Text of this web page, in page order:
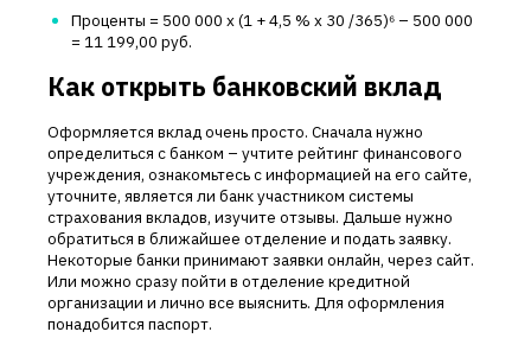
Проценты = 500 000 х (1 + 4,5 % х 30 /365)⁶ – 500 000
= 11 199,00 руб.
Как открыть банковский вклад
Оформляется вклад очень просто. Сначала нужно
определиться с банком – учтите рейтинг финансового
учреждения, ознакомьтесь с информацией на его сайте,
уточните, является ли банк участником системы
страхования вкладов, изучите отзывы. Дальше нужно
обратиться в ближайшее отделение и подать заявку.
Некоторые банки принимают заявки онлайн, через сайт.
Или можно сразу пойти в отделение кредитной
организации и лично все выяснить. Для оформления
понадобится паспорт.